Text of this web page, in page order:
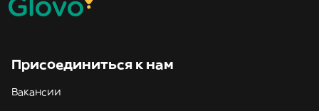
Присоединиться к нам
Вакансии